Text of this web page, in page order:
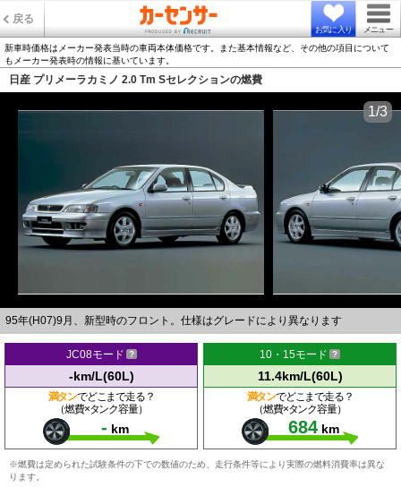
戻る
お気に入り メニュー
新車時価格はメーカー発表当時の車両本体価格です。また基本情報など、その他の項目について
もメーカー発表時の情報に基いています。
日産 プリメーラカミノ 2.0 Tm Sセレクションの燃費
95年(H07)9月、新型時のフロント。仕様はグレードにより異なります
1/3
JC08モード
-km/L(60L)
満タンでどこまで走る？
（燃費×タンク容量）
- km
10・15モード
11.4km/L(60L)
満タンでどこまで走る？
（燃費×タンク容量）
684 km
※燃費は定められた試験条件の下での数値のため、走行条件等により実際の燃料消費率は異な
ります。